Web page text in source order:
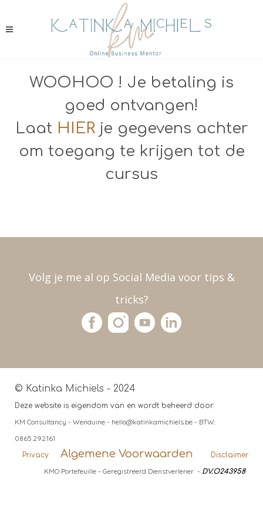
WOOHOO ! Je betaling is
goed ontvangen!
Laat HIER je gegevens achter
om toegang te krijgen tot de
cursus
Volg je me al op Social Media voor tips &
tricks?
© Katinka Michiels - 2024
Deze website is eigendom van en wordt beheerd door:
KM Consultancy - Wenduine - hello@katinkamichiels.be - BTW:
0865.292.161
Privacy Algemene Voorwaarden Disclaimer
KMO Portefeuille - Geregistreerd Dienstverlener - DV.O243958